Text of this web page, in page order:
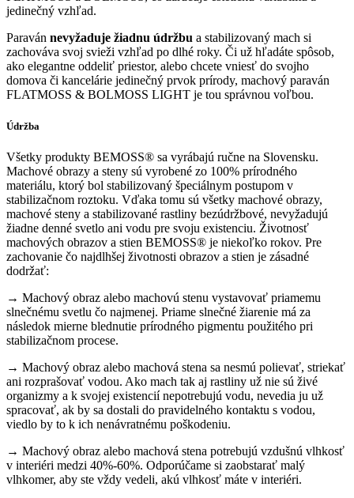
jedinečný vzhľad.
Paraván nevyžaduje žiadnu údržbu a stabilizovaný mach si
zachováva svoj svieži vzhľad po dlhé roky. Či už hľadáte spôsob,
ako elegantne oddeliť priestor, alebo chcete vniesť do svojho
domova či kancelárie jedinečný prvok prírody, machový paraván
FLATMOSS & BOLMOSS LIGHT je tou správnou voľbou.
Údržba
Všetky produkty BEMOSS® sa vyrábajú ručne na Slovensku.
Machové obrazy a steny sú vyrobené zo 100% prírodného
materiálu, ktorý bol stabilizovaný špeciálnym postupom v
stabilizačnom roztoku. Vďaka tomu sú všetky machové obrazy,
machové steny a stabilizované rastliny bezúdržbové, nevyžadujú
žiadne denné svetlo ani vodu pre svoju existenciu. Životnosť
machových obrazov a stien BEMOSS® je niekoľko rokov. Pre
zachovanie čo najdlhšej životnosti obrazov a stien je zásadné
dodržať:
→ Machový obraz alebo machovú stenu vystavovať priamemu
slnečnému svetlu čo najmenej. Priame slnečné žiarenie má za
následok mierne blednutie prírodného pigmentu použitého pri
stabilizačnom procese.
→ Machový obraz alebo machová stena sa nesmú polievať, striekať
ani rozprašovať vodou. Ako mach tak aj rastliny už nie sú živé
organizmy a k svojej existencií nepotrebujú vodu, nevedia ju už
spracovať, ak by sa dostali do pravidelného kontaktu s vodou,
viedlo by to k ich nenávratnému poškodeniu.
→ Machový obraz alebo machová stena potrebujú vzdušnú vlhkosť
v interiéri medzi 40%-60%. Odporúčame si zaobstarať malý
vlhkomer, aby ste vždy vedeli, akú vlhkosť máte v interiéri.